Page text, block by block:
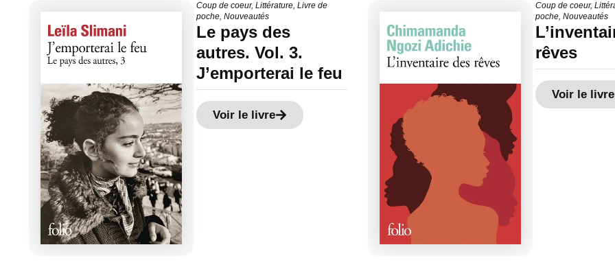
Coup de coeur,Littérature,Livre de
poche,Nouveautés
Le pays des
autres. Vol. 3.
J’emporterai le feu
Voir le livre
Coup de coeur,
poche,Nouveautés
rêves
Voir le livre